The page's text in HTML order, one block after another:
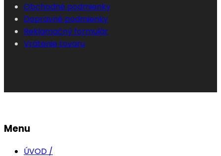
Obchodné podmienky
Dopravné podmienky
Reklamačný formulár
Vrátenie tovaru
Menu
ÚVOD /